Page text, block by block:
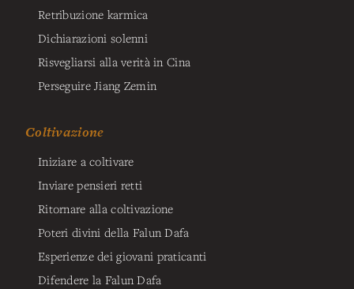
Retribuzione karmica
Dichiarazioni solenni
Risvegliarsi alla verità in Cina
Perseguire Jiang Zemin
Coltivazione
Iniziare a coltivare
Inviare pensieri retti
Ritornare alla coltivazione
Poteri divini della Falun Dafa
Esperienze dei giovani praticanti
Difendere la Falun Dafa